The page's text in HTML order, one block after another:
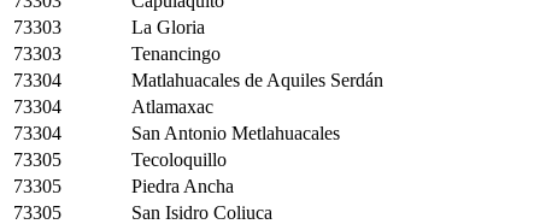
73303
La Gloria
73303
Tenancingo
73304
Matlahuacales de Aquiles Serdán
73304
Atlamaxac
73304
San Antonio Metlahuacales
73305
Tecoloquillo
73305
Piedra Ancha
73305
San Isidro Coliuca